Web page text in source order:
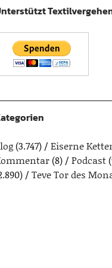
(3.747) Eiserne
(8) Podcast
Teve Tor des